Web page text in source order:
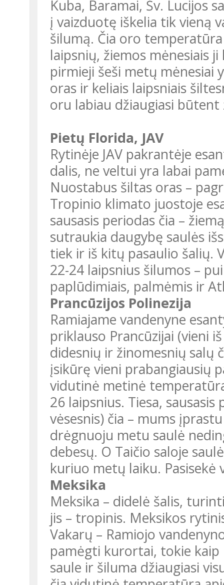
Kuba, Baramai, Šv. Lucijos
į vaizduotę iškelia tik vieną
šilumą. Čia oro
laipsnių, žiemos mėnesiais
pirmieji šeši metų mėnesiai
oras ir keliais laipsniais
oru labiau džiaugiasi būtent
Pietų Florida, JAV
Rytinėje JAV pakrantėje
dalis, ne veltui yra labai
Nuostabus šiltas oras –
Tropinio klimato juostoje
sausasis periodas čia –
sutraukia daugybę saulės
tiek ir iš kitų pasaulio šalių.
22-24 laipsnius šilumos –
paplūdimiais, palmėmis ir
Prancūzijos Polinezija
Ramiajame vandenyne
priklauso Prancūzijai (vieni
didesnių ir žinomesnių salų
įsikūrę vieni prabangiausių
vidutinė metinė
26 laipsnius. Tiesa,
vėsesnis) čia – mums
drėgnuoju metu saulė
debesų. O Taičio saloje
kuriuo metų laiku. Pasisekė
Meksika
Meksika – didelė šalis,
jis – tropinis. Meksikos
Vakarų – Ramiojo
pamėgti kurortai, tokie kaip
saule ir šiluma džiaugiasi